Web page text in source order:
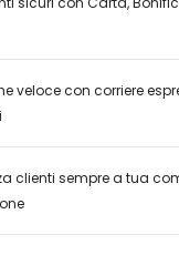
veloce con corriere
clienti sempre a tua